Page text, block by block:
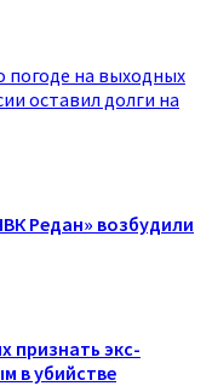
погоде на выходных
оставил долги на
Редан» возбудили
признать экс-
в убийстве